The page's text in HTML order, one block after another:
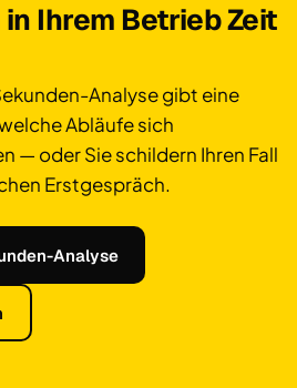
Ihrem Betrieb Zeit
Analyse gibt eine
Abläufe sich
— oder Sie schildern Ihren Fall
Erstgespräch.
Analyse